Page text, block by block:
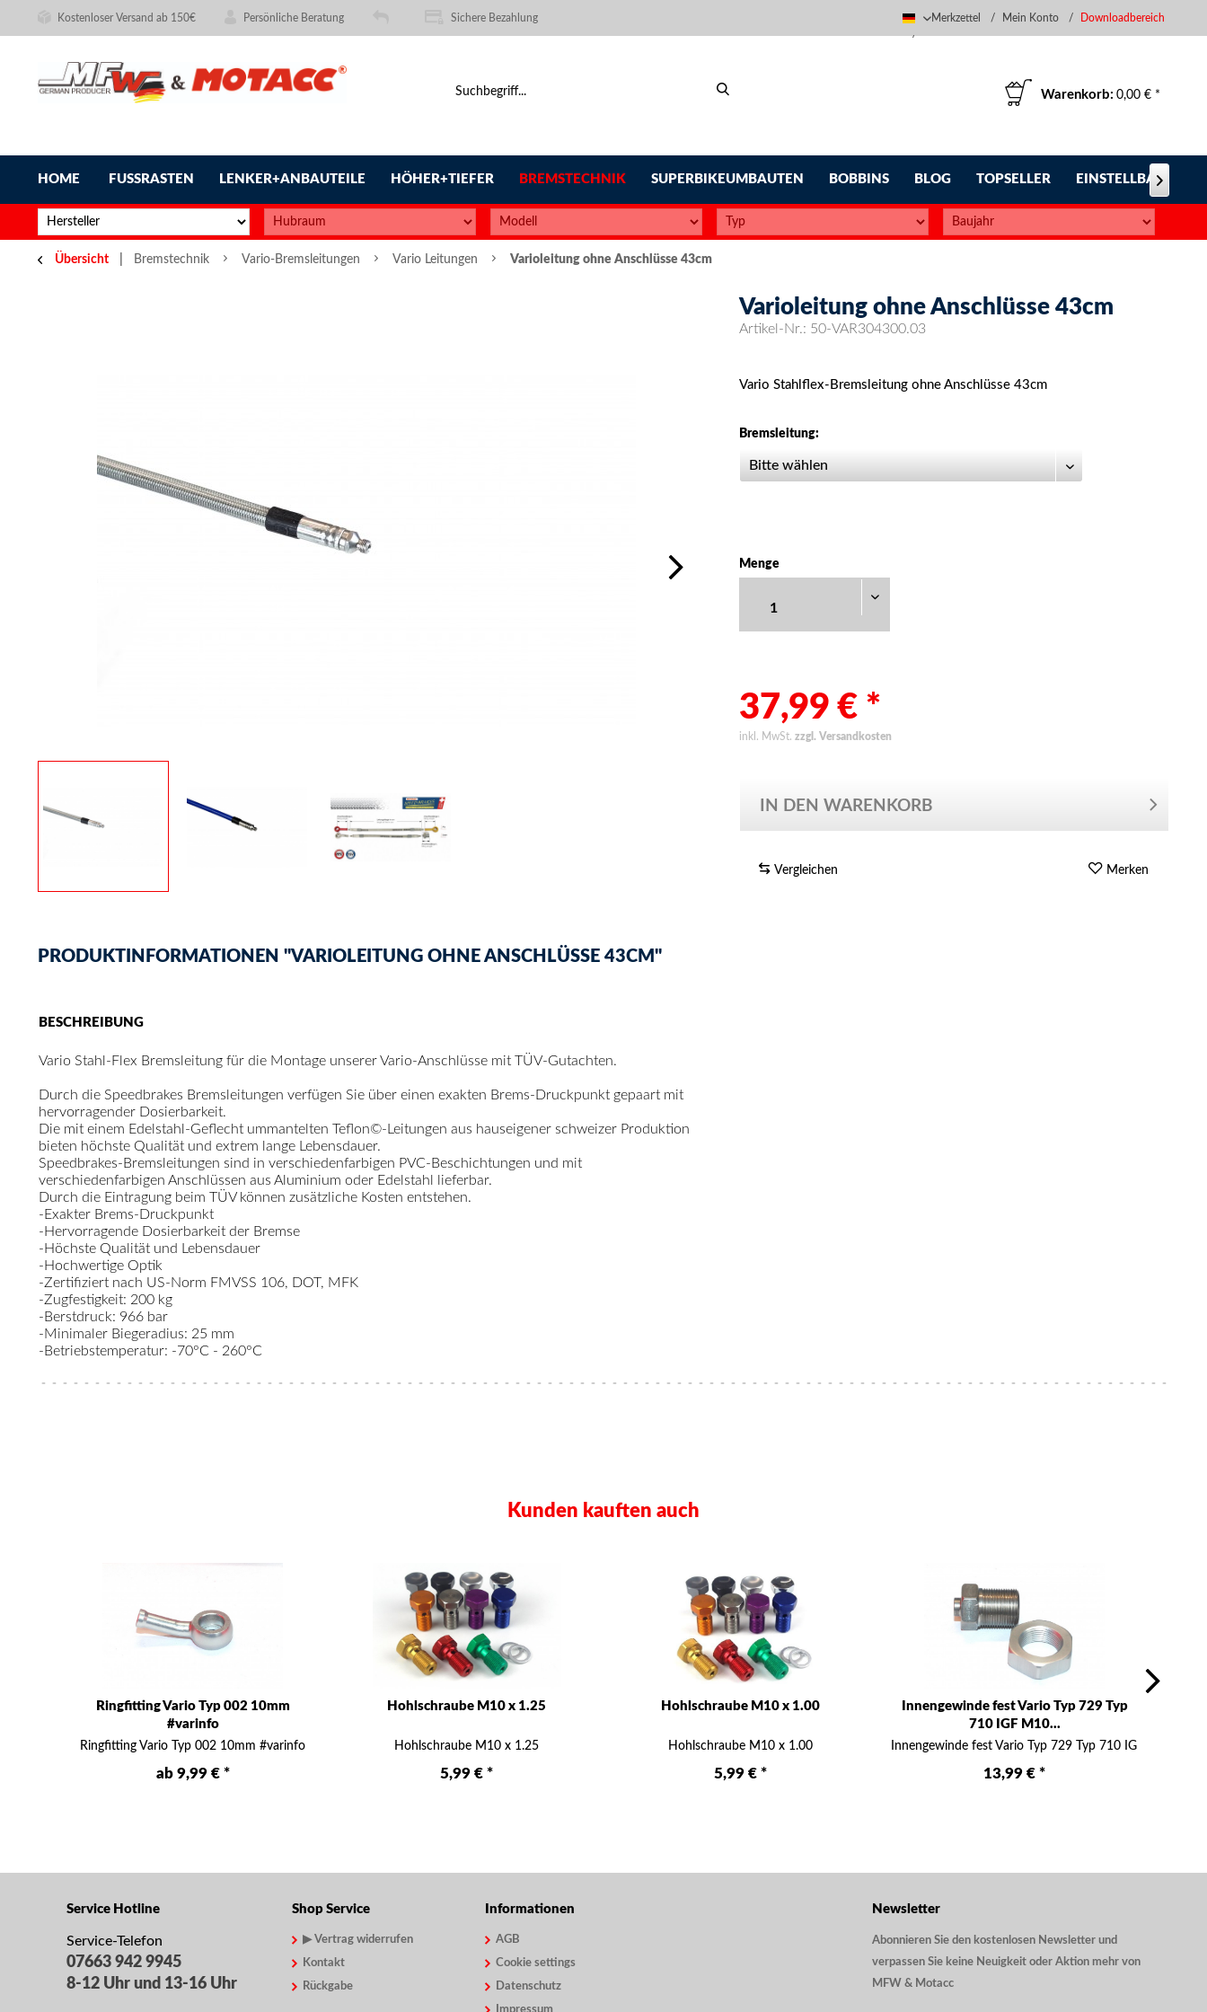
Kostenloser Versand ab 150€ Persönliche Beratung Sichere Bezahlung
Deutsch
Merkzettel Mein Konto Downloadbereich
Warenkorb: 0,00 € *
HOME FUSSRASTEN LENKER+ANBAUTEILE HÖHER+TIEFER BREMSTECHNIK SUPERBIKEUMBAUTEN BOBBINS BLOG TOPSELLER EINSTELLBARE

Übersicht Bremstechnik Vario-Bremsleitungen Vario Leitungen Varioleitung ohne Anschlüsse 43cm
Varioleitung ohne Anschlüsse 43cm
Artikel-Nr.: 50-VAR304300.03
Vario Stahlflex-Bremsleitung ohne Anschlüsse 43cm
Bremsleitung:
Menge
37,99 € *
inkl. MwSt.zzgl. Versandkosten
IN DEN WARENKORB
Vergleichen Merken
PRODUKTINFORMATIONEN "VARIOLEITUNG OHNE ANSCHLÜSSE 43CM"
BESCHREIBUNG
Vario Stahl-Flex Bremsleitung für die Montage unserer Vario-Anschlüsse mit TÜV-Gutachten.
Durch die Speedbrakes Bremsleitungen verfügen Sie über einen exakten Brems-Druckpunkt gepaart mit
hervorragender Dosierbarkeit.
Die mit einem Edelstahl-Geflecht ummantelten Teflon©-Leitungen aus hauseigener schweizer Produktion
bieten höchste Qualität und extrem lange Lebensdauer.
Speedbrakes-Bremsleitungen sind in verschiedenfarbigen PVC-Beschichtungen und mit
verschiedenfarbigen Anschlüssen aus Aluminium oder Edelstahl lieferbar.
Durch die Eintragung beim TÜV können zusätzliche Kosten entstehen.
-Exakter Brems-Druckpunkt
-Hervorragende Dosierbarkeit der Bremse
-Höchste Qualität und Lebensdauer
-Hochwertige Optik
-Zertifiziert nach US-Norm FMVSS 106, DOT, MFK
-Zugfestigkeit: 200 kg
-Berstdruck: 966 bar
-Minimaler Biegeradius: 25 mm
-Betriebstemperatur: -70°C - 260°C
Kunden kauften auch
Ringfitting Vario Typ 002 10mm
#varinfo
Ringfitting Vario Typ 002 10mm #varinfo
ab 9,99 € *
Hohlschraube M10 x 1.25
Hohlschraube M10 x 1.25
5,99 € *
Hohlschraube M10 x 1.00
Hohlschraube M10 x 1.00
5,99 € *
Innengewinde fest Vario Typ 729 Typ
710 IGF M10...
Innengewinde fest Vario Typ 729 Typ 710 IGF M10
13,99 € *
Service Hotline
Service-Telefon
07663 942 9945
8-12 Uhr und 13-16 Uhr
Shop Service
▶ Vertrag widerrufen
Kontakt
Rückgabe
Informationen
AGB
Cookie settings
Datenschutz
Impressum
Newsletter
Abonnieren Sie den kostenlosen Newsletter und
verpassen Sie keine Neuigkeit oder Aktion mehr von
MFW & Motacc